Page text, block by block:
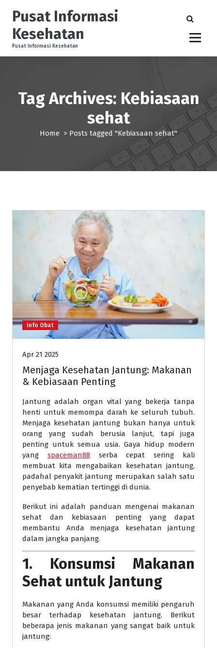
o
Pusat Informasi
Kesehatan
Pusat Informasi Kesehatan
Tag Archives: Kebiasaan
sehat
Home > Posts tagged "Kebiasaan sehat"
Info Obat
Apr 21 2025
Menjaga Kesehatan Jantung: Makanan
& Kebiasaan Penting
Jantung adalah organ vital yang bekerja tanpa
henti untuk memompa darah ke seluruh tubuh.
Menjaga kesehatan jantung bukan hanya untuk
orang yang sudah berusia lanjut, tapi juga
penting untuk semua usia. Gaya hidup modern
yang spaceman88 serba cepat sering kali
membuat kita mengabaikan kesehatan jantung,
padahal penyakit jantung merupakan salah satu
penyebab kematian tertinggi di dunia.
Berikut ini adalah panduan mengenai makanan
sehat dan kebiasaan penting yang dapat
membantu Anda menjaga kesehatan jantung
dalam jangka panjang.
1. Konsumsi Makanan
Sehat untuk Jantung
Makanan yang Anda konsumsi memiliki pengaruh
besar terhadap kesehatan jantung. Berikut
beberapa jenis makanan yang sangat baik untuk
jantung: